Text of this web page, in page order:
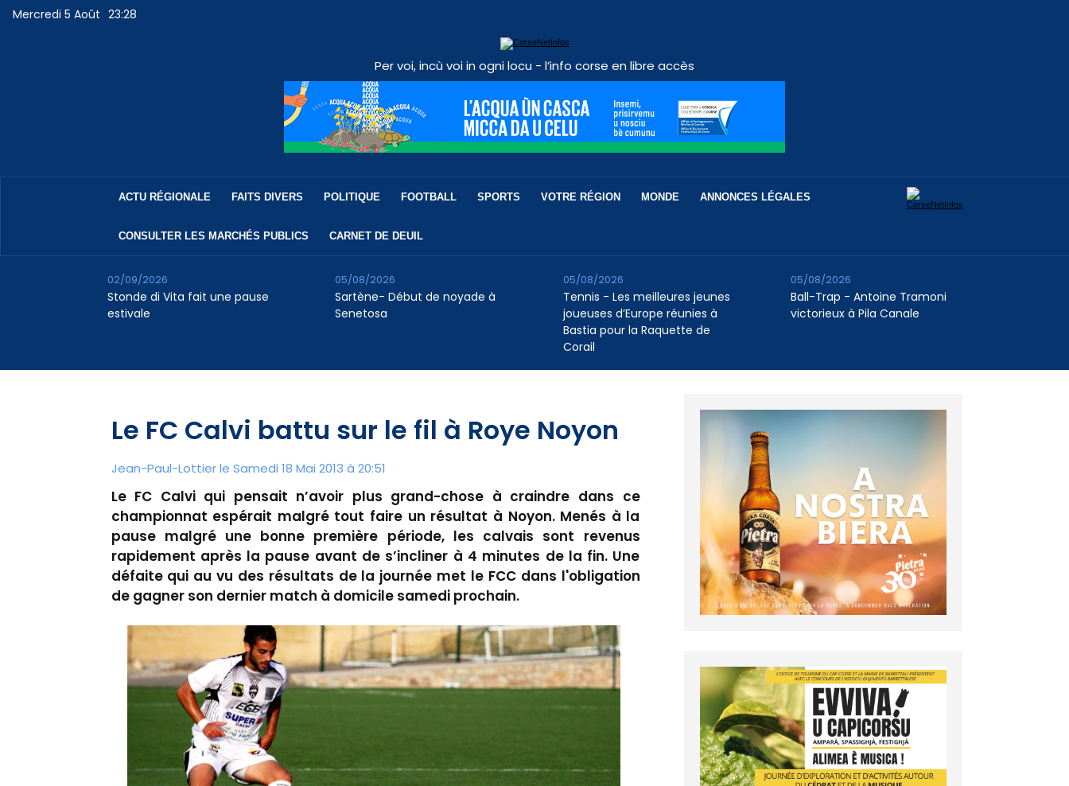
Mercredi 5 Août 23:28
Per voi, incù voi in ogni locu - l’info corse en libre accès
ACTU RÉGIONALE FAITS DIVERS POLITIQUE FOOTBALL SPORTS VOTRE RÉGION MONDE ANNONCES LÉGALES
CONSULTER LES MARCHÉS PUBLICS CARNET DE DEUIL
Stonde di Vita fait une pause
estivale
02/09/2026
Sartène- Début de noyade à
Senetosa
05/08/2026
Tennis - Les meilleures jeunes
joueuses d’Europe réunies à
Bastia pour la Raquette de
Corail
05/08/2026
Ball-Trap - Antoine Tramoni
victorieux à Pila Canale
05/08/2026
Le FC Calvi battu sur le fil à Roye Noyon
Jean-Paul-Lottier le Samedi 18 Mai 2013 à 20:51
Le FC Calvi qui pensait n’avoir plus grand-chose à craindre dans ce
championnat espérait malgré tout faire un résultat à Noyon. Menés à la
pause malgré une bonne première période, les calvais sont revenus
rapidement après la pause avant de s’incliner à 4 minutes de la fin. Une
défaite qui au vu des résultats de la journée met le FCC dans l'obligation
de gagner son dernier match à domicile samedi prochain.